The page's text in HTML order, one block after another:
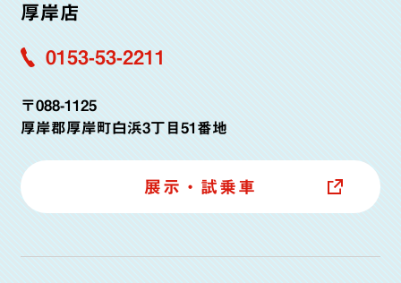
厚岸店
0153-53-2211
〒088-1125
厚岸郡厚岸町白浜3丁目51番地
展示・試乗車